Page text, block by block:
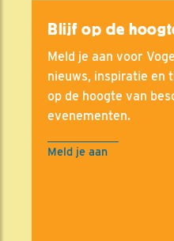
Blijf op de
Meld je aan voor
nieuws, inspiratie en
op de hoogte van
evenementen.
Meld je aan